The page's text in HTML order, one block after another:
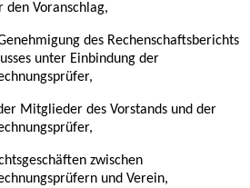
den Voranschlag,
des Rechenschaftsberichts
unter Einbindung der
Mitglieder des Vorstands und der
zwischen
und Verein,